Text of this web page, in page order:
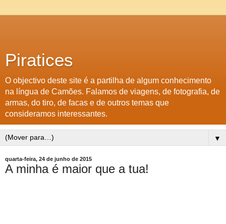
Piratices
O objectivo deste site é a partilha de algum conhecimento
na língua de Camões. Falamos de viagens, de fotografia, de
armas, do tiro, de facas e de outros temas que
consideramos interessantes.
▼
quarta-feira, 24 de junho de 2015
A minha é maior que a tua!